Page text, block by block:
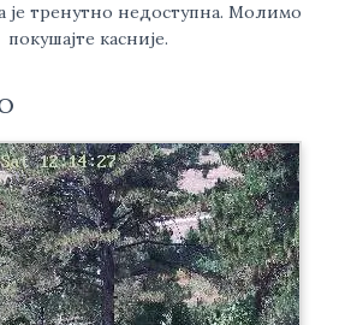
је тренутно недоступна. Молимо
покушајте касније.